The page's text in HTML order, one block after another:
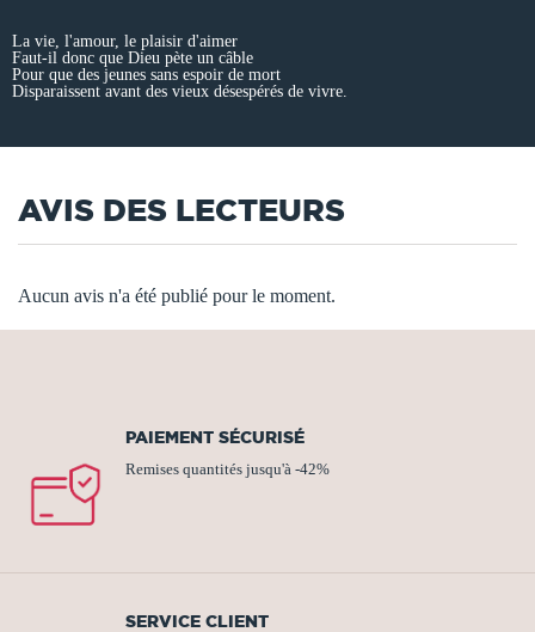
La vie, l'amour, le plaisir d'aimer
Faut-il donc que Dieu pète un câble
Pour que des jeunes sans espoir de mort
Disparaissent avant des vieux désespérés de vivre.
AVIS DES LECTEURS
Aucun avis n'a été publié pour le moment.
PAIEMENT SÉCURISÉ
Remises quantités jusqu'à -42%
SERVICE CLIENT